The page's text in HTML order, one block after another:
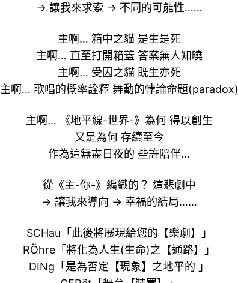
→ 讓我來求索 → 不同的可能性……
主啊… 箱中之貓 是生是死
主啊… 直至打開箱蓋 答案無人知曉
主啊… 受囚之貓 既生亦死
主啊… 歌唱的概率詮釋 舞動的悖論命題(paradox)
主啊… 《地平線-世界-》為何 得以創生
又是為何 存續至今
作為這無盡日夜的 些許陪伴…
從《主-你-》編織的？ 這悲劇中
→ 讓我來導向 → 幸福的結局……
SCHau「此後將展現給您的【樂劇】」
RÖhre「將化為人生(生命)之【通路】」
DINg「是為否定【現象】之地平的 」